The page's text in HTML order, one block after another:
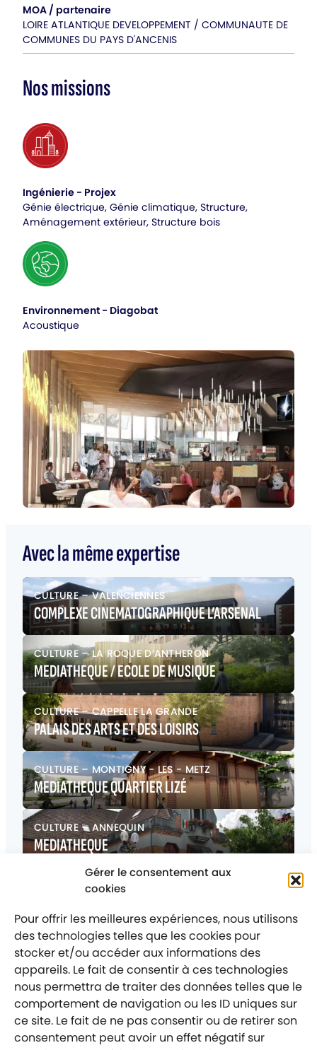
Gérer le consentement aux
cookies
Pour offrir les meilleures expériences, nous utilisons
des technologies telles que les cookies pour
stocker et/ou accéder aux informations des
appareils. Le fait de consentir à ces technologies
nous permettra de traiter des données telles que le
comportement de navigation ou les ID uniques sur
ce site. Le fait de ne pas consentir ou de retirer son
consentement peut avoir un effet négatif sur
MOA / partenaire
LOIRE ATLANTIQUE DEVELOPPEMENT / COMMUNAUTE DE
COMMUNES DU PAYS D'ANCENIS
Nos missions
Ingénierie - Projex
Génie électrique, Génie climatique, Structure,
Aménagement extérieur, Structure bois
Environnement - Diagobat
Acoustique
Avec la même expertise
CULTURE–VALENCIENNES
COMPLEXE CINEMATOGRAPHIQUE L’ARSENAL
CULTURE–LA ROQUE D’ANTHERON
MEDIATHEQUE / ECOLE DE MUSIQUE
CULTURE–CAPPELLE LA GRANDE
PALAIS DES ARTS ET DES LOISIRS
CULTURE –MONTIGNY - LES - METZ
MEDIATHEQUE QUARTIER LIZÉ
CULTURE–ANNEQUIN
MEDIATHEQUE
–LES HERBIERS
Mentions légales
Politique de confidentialité
Labellisé entreprise engagée